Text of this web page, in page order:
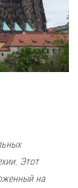
Этот
на